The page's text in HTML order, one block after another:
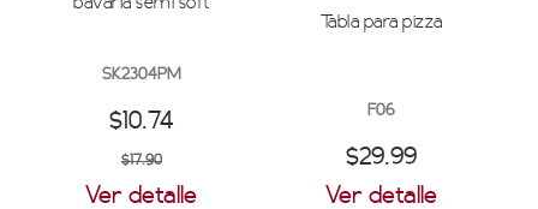
bavaria semi soft
SK2304PM
$10.74
$17.90
Ver detalle
Tabla para pizza
F06
$29.99
Ver detalle